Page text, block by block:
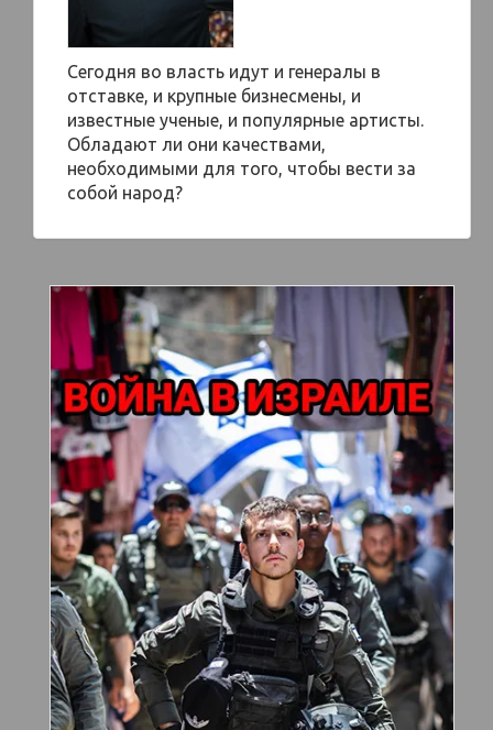
Сегодня во власть идут и генералы в
отставке, и крупные бизнесмены, и
известные ученые, и популярные артисты.
Обладают ли они качествами,
необходимыми для того, чтобы вести за
собой народ?